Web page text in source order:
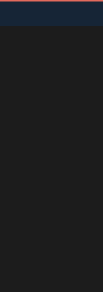
මුහුදු තීරේ ගල් මල් පිපුන යායේ